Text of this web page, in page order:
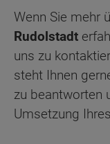
Wenn Sie mehr
Rudolstadt
uns zu
steht Ihnen
zu beantworten
Umsetzung